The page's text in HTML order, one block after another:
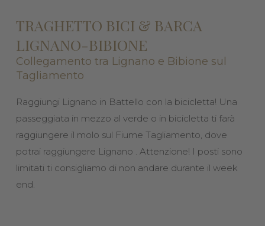
TRAGHETTO BICI & BARCA
LIGNANO-BIBIONE
Collegamento tra Lignano e Bibione sul
Tagliamento
Raggiungi Lignano in Battello con la bicicletta! Una
passeggiata in mezzo al verde o in bicicletta ti farà
raggiungere il molo sul Fiume Tagliamento, dove
potrai raggiungere Lignano . Attenzione! I posti sono
limitati ti consigliamo di non andare durante il week
end.